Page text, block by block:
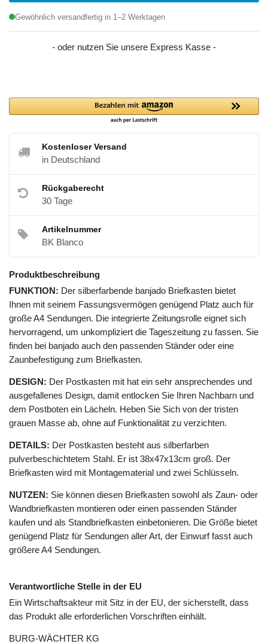
Gewöhnlich versandfertig in 1–2 Werktagen
- oder nutzen Sie unsere Express Kasse -
Kostenloser Versand
in Deutschland
Rückgaberecht
30 Tage
Artikelnummer
BK Blanco
Produktbeschreibung
FUNKTION: Der silberfarbende banjado Briefkasten bietet
Ihnen mit seinem Fassungsvermögen genügend Platz auch für
große A4 Sendungen. Die integrierte Zeitungsrolle eignet sich
hervorragend, um unkompliziert die Tageszeitung zu fassen. Sie
finden bei banjado auch den passenden Ständer oder eine
Zaunbefestigung zum Briefkasten.
DESIGN: Der Postkasten mit hat ein sehr ansprechendes und
ausgefallenes Design, damit entlocken Sie Ihren Nachbarn und
dem Postboten ein Lächeln. Heben Sie Sich von der tristen
grauen Masse ab, ohne auf Funktionalität zu verzichten.
DETAILS: Der Postkasten besteht aus silberfarben
pulverbeschichtetem Stahl. Er ist 38x47x13cm groß. Der
Briefkasten wird mit Montagematerial und zwei Schlüsseln.
NUTZEN: Sie können diesen Briefkasten sowohl als Zaun- oder
Wandbriefkasten montieren oder einen passenden Ständer
kaufen und als Standbriefkasten einbetonieren. Die Größe bietet
genügend Platz für Sendungen aller Art, der Einwurf fasst auch
größere A4 Sendungen.
Verantwortliche Stelle in der EU
Ein Wirtschaftsakteur mit Sitz in der EU, der sicherstellt, dass
das Produkt alle erforderlichen Vorschriften einhält.
BURG-WÄCHTER KG